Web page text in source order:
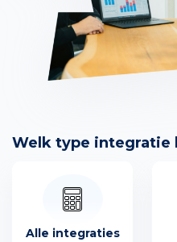
Welk type integratie
Alle integraties